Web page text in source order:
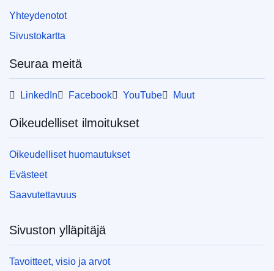
Yhteydenotot
Sivustokartta
Seuraa meitä
LinkedIn Facebook YouTube Muut
Oikeudelliset ilmoitukset
Oikeudelliset huomautukset
Evästeet
Saavutettavuus
Sivuston ylläpitäjä
Tavoitteet, visio ja arvot